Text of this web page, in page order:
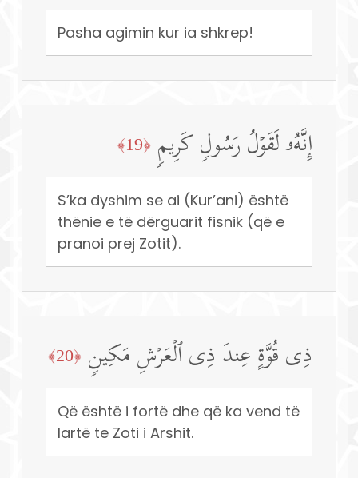
Pasha agimin kur ia shkrep!
إِنَّهُۥ لَقَوۡلُ رَسُولࣲ كَرِیمࣲ ﴿19﴾
S’ka dyshim se ai (Kur’ani) është
thënie e të dërguarit fisnik (që e
pranoi prej Zotit).
ذِی قُوَّةٍ عِندَ ذِی ٱلۡعَرۡشِ مَكِینࣲ ﴿20﴾
Që është i fortë dhe që ka vend të
lartë te Zoti i Arshit.